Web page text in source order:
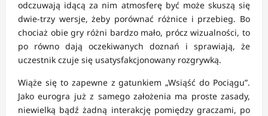
odczuwają idącą za nim atmosferę być może skuszą się
dwie-trzy wersje, żeby porównać różnice i przebieg. Bo
chociaż obie gry różni bardzo mało, prócz wizualności, to
po równo dają oczekiwanych doznań i sprawiają, że
uczestnik czuje się usatysfakcjonowany rozgrywką.
Wiąże się to zapewne z gatunkiem „Wsiąść do Pociągu”.
Jako eurogra już z samego założenia ma proste zasady,
niewielką bądź żadną interakcję pomiędzy graczami, po